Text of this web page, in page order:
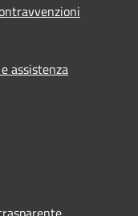
assistenza